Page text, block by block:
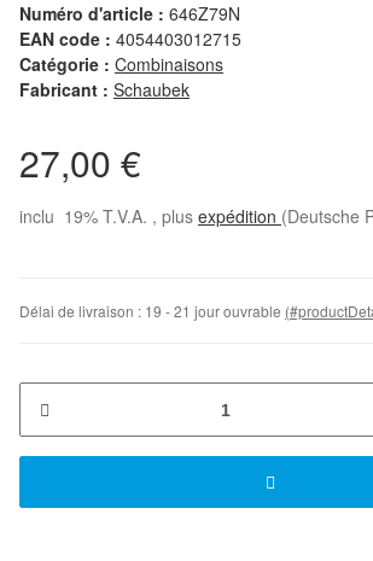
Numéro d'article : 646Z79N
EAN code : 4054403012715
Catégorie : Combinaisons
Fabricant : Schaubek
27,00 €
inclu 19% T.V.A. , plus expédition (Deutsche
Délai de livraison : 19 - 21 jour ouvrable